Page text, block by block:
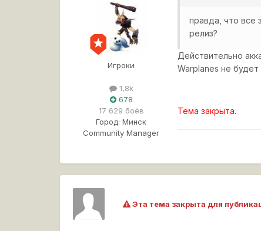
Игроки
1,8k
678
17 629 боёв
Город: Минск
Community Manager
правда, что все
релиз?
Действительно
Warplanes не
Тема закрыта.
Эта тема закрыта для